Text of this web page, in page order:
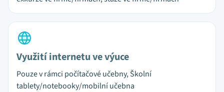
Využití internetu ve výuce
Pouze v rámci počítačové učebny, Školní
tablety/notebooky/mobilní učebna